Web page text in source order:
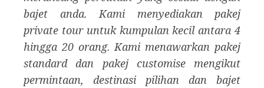
bajet anda. Kami menyediakan pakej
private tour untuk kumpulan kecil antara 4
hingga 20 orang. Kami menawarkan pakej
standard dan pakej customise mengikut
permintaan, destinasi pilihan dan bajet